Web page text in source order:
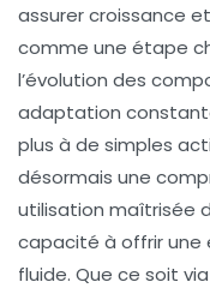
assurer croissance
comme une étape
l’évolution des
adaptation
plus à de simples
désormais une
utilisation maîtrisée
capacité à offrir une
fluide. Que ce soit